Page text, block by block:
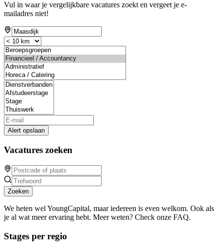
Vul in waar je vergelijkbare vacatures zoekt en vergeet je e-
mailadres niet!
Alert opslaan
Vacatures zoeken
Zoeken
We heten wel YoungCapital, maar iedereen is even welkom. Ook als
je al wat meer ervaring hebt. Meer weten? Check onze FAQ.
Stages per regio